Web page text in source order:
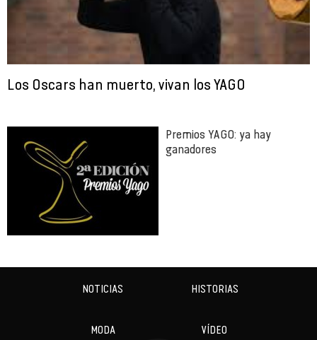
Los Oscars han muerto, vivan los YAGO
Premios YAGO: ya hay
ganadores
NOTICIAS HISTORIAS
MODA VÍDEO